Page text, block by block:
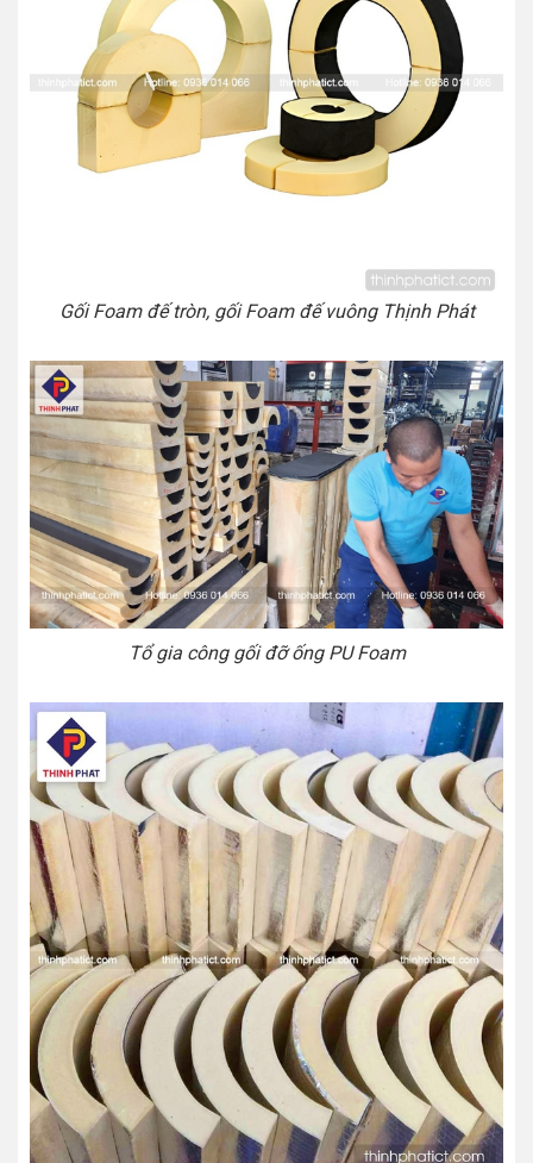
Gối Foam đế tròn, gối Foam đế vuông Thịnh Phát
Tổ gia công gối đỡ ống PU Foam